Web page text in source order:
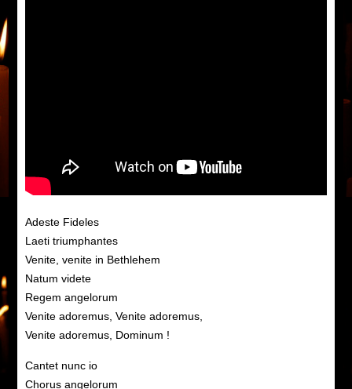
Adeste Fideles
Laeti triumphantes
Venite, venite in Bethlehem
Natum videte
Regem angelorum
Venite adoremus, Venite adoremus,
Venite adoremus, Dominum !
Cantet nunc io
Chorus angelorum